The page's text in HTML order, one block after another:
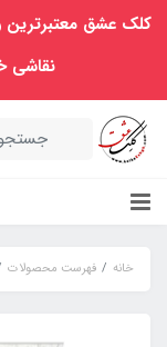
کلک عشق
نقاشی
خانه فهرست محصولات